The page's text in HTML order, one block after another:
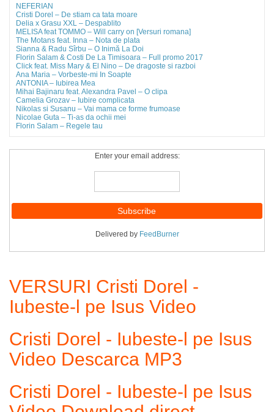
NEFERIAN
Cristi Dorel – De stiam ca tata moare
Delia x Grasu XXL – Despablito
MELISA feat TOMMO – Will carry on [Versuri romana]
The Motans feat. Inna – Nota de plata
Sianna & Radu Sîrbu – O Inimă La Doi
Florin Salam & Costi De La Timisoara – Full promo 2017
Click feat. Miss Mary & El Nino – De dragoste si razboi
Ana Maria – Vorbeste-mi In Soapte
ANTONIA – Iubirea Mea
Mihai Bajinaru feat. Alexandra Pavel – O clipa
Camelia Grozav – Iubire complicata
Nikolas si Susanu – Vai mama ce forme frumoase
Nicolae Guta – Ti-as da ochii mei
Florin Salam – Regele tau
Enter your email address:
Delivered by FeedBurner
VERSURI Cristi Dorel -
Iubeste-l pe Isus Video
Cristi Dorel - Iubeste-l pe Isus
Video Descarca MP3
Cristi Dorel - Iubeste-l pe Isus